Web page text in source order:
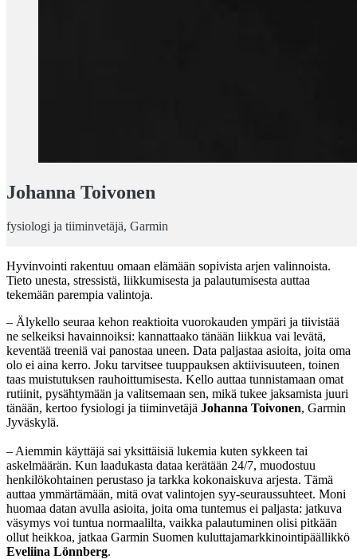
Johanna Toivonen
fysiologi ja tiiminvetäjä, Garmin
Hyvinvointi rakentuu omaan elämään sopivista arjen valinnoista.
Tieto unesta, stressistä, liikkumisesta ja palautumisesta auttaa
tekemään parempia valintoja.
– Älykello seuraa kehon reaktioita vuorokauden ympäri ja tiivistää
ne selkeiksi havainnoiksi: kannattaako tänään liikkua vai levätä,
keventää treeniä vai panostaa uneen. Data paljastaa asioita, joita oma
olo ei aina kerro. Joku tarvitsee tuuppauksen aktiivisuuteen, toinen
taas muistutuksen rauhoittumisesta. Kello auttaa tunnistamaan omat
rutiinit, pysähtymään ja valitsemaan sen, mikä tukee jaksamista juuri
tänään, kertoo fysiologi ja tiiminvetäjä Johanna Toivonen, Garmin
Jyväskylä.
– Aiemmin käyttäjä sai yksittäisiä lukemia kuten sykkeen tai
askelmäärän. Kun laadukasta dataa kerätään 24/7, muodostuu
henkilökohtainen perustaso ja tarkka kokonaiskuva arjesta. Tämä
auttaa ymmärtämään, mitä ovat valintojen syy-seuraussuhteet. Moni
huomaa datan avulla asioita, joita oma tuntemus ei paljasta: jatkuva
väsymys voi tuntua normaalilta, vaikka palautuminen olisi pitkään
ollut heikkoa, jatkaa Garmin Suomen kuluttajamarkkinointipäällikkö
Eveliina Lönnberg.